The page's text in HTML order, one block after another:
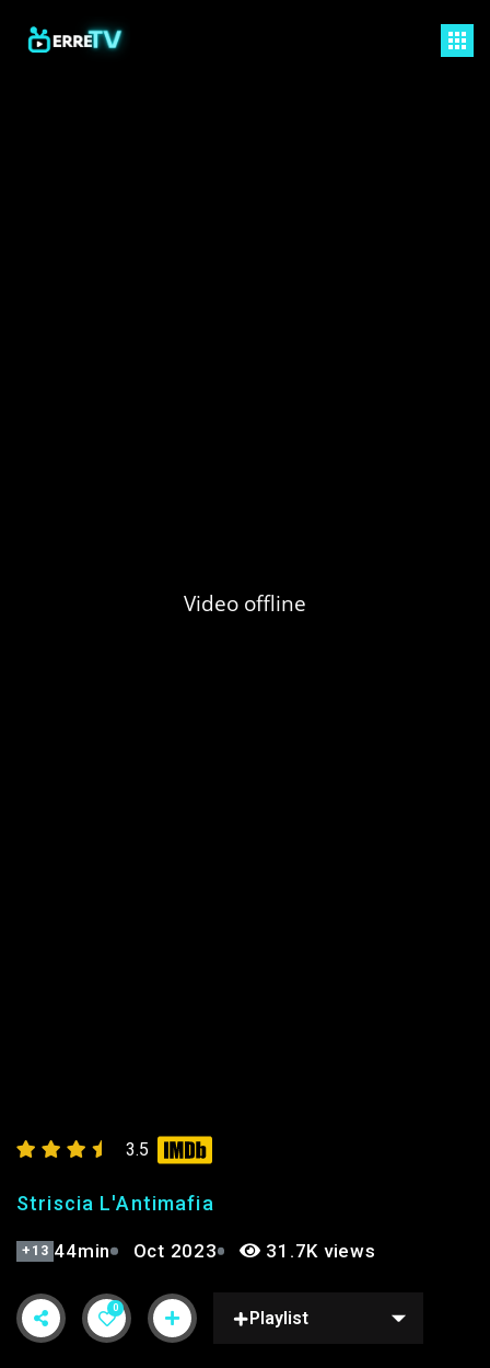
3.5
Striscia L'Antimafia
+13 44min Oct 2023 31.7K views
0
Playlist